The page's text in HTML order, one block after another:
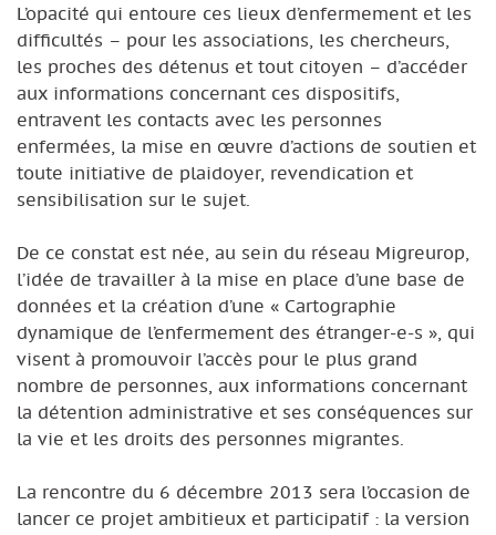
L’opacité qui entoure ces lieux d’enfermement et les
difficultés – pour les associations, les chercheurs,
les proches des détenus et tout citoyen – d’accéder
aux informations concernant ces dispositifs,
entravent les contacts avec les personnes
enfermées, la mise en œuvre d’actions de soutien et
toute initiative de plaidoyer, revendication et
sensibilisation sur le sujet.
De ce constat est née, au sein du réseau Migreurop,
l’idée de travailler à la mise en place d’une base de
données et la création d’une « Cartographie
dynamique de l’enfermement des étranger-e-s », qui
visent à promouvoir l’accès pour le plus grand
nombre de personnes, aux informations concernant
la détention administrative et ses conséquences sur
la vie et les droits des personnes migrantes.
La rencontre du 6 décembre 2013 sera l’occasion de
lancer ce projet ambitieux et participatif : la version